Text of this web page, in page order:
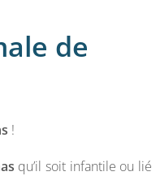
de
!
qu’il soit infantile ou lié